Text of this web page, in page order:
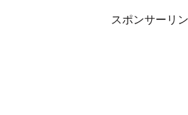
スポンサーリ